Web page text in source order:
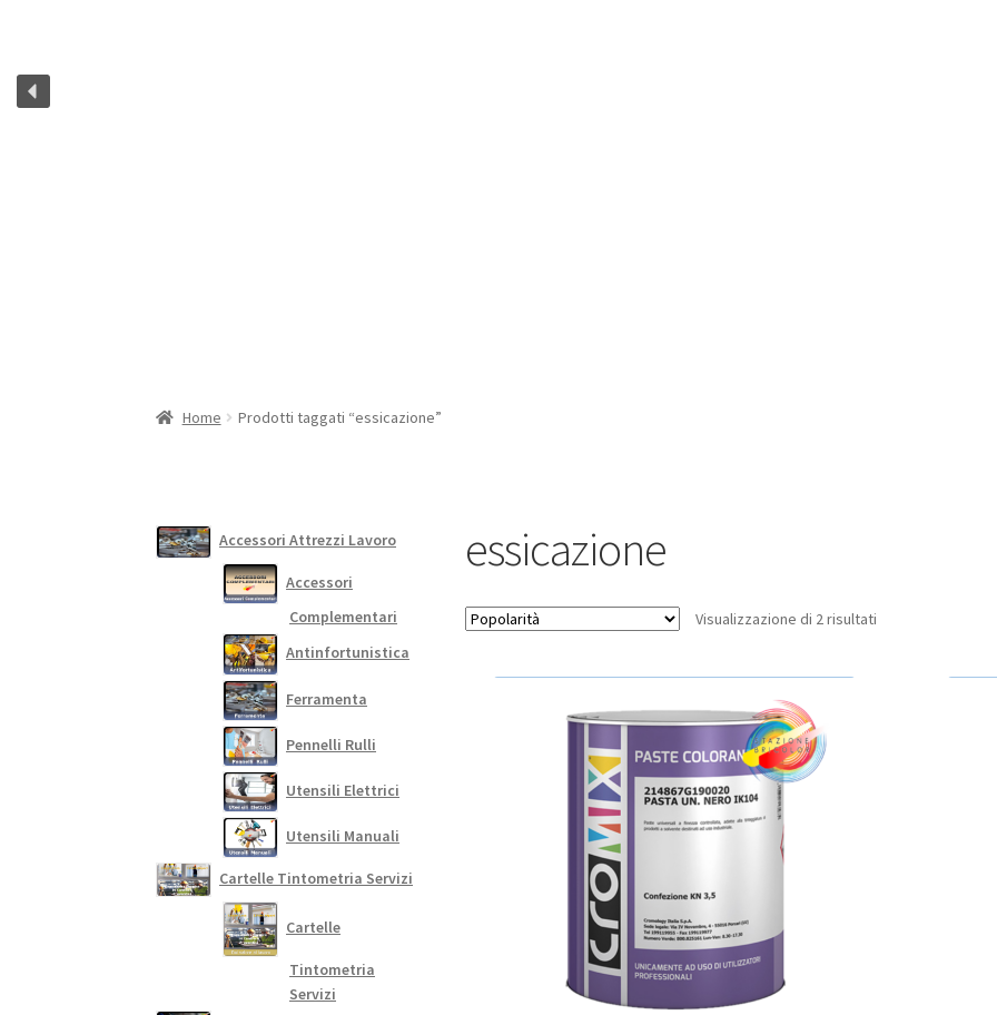
Home Prodotti taggati “essicazione”
essicazione
Visualizzazione di 2 risultatiPopolarità
Accessori Attrezzi Lavoro
Accessori
Complementari
Antinfortunistica
Ferramenta
Pennelli Rulli
Utensili Elettrici
Utensili Manuali
Cartelle Tintometria Servizi
Cartelle
Tintometria
Servizi